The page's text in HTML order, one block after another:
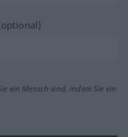
ein Mensch sind, indem Sie ein